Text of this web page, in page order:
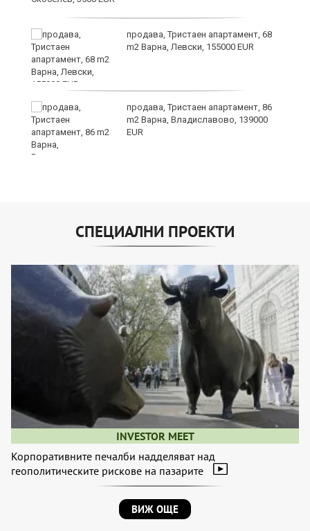
продава, Тристаен апартамент, 68
m2 Варна, Левски, 155000 EUR
продава, Тристаен апартамент, 86
m2 Варна, Владиславово, 139000
EUR
СПЕЦИАЛНИ ПРОЕКТИ
INVESTOR MEET
Корпоративните печалби надделяват над
геополитическите рискове на пазарите
ВИЖ ОЩЕ